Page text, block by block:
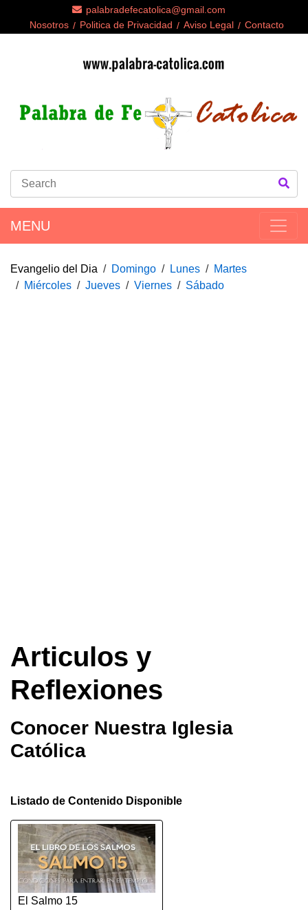
palabradefecatolica@gmail.com
Nosotros
Politica de Privacidad Aviso Legal Contacto
MENU
Evangelio del Dia Domingo Lunes
Martes
Miércoles
Jueves Viernes Sábado
Articulos y
Reflexiones
Conocer Nuestra Iglesia
Católica
Listado de Contenido Disponible
El Salmo 15